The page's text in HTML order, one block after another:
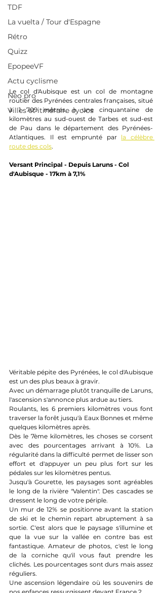
TDF
La vuelta / Tour d'Espagne
Rétro
Quizz
EpopeeVF
Actu cyclisme
Neo pro
Villes et itinéraire cyclos
Le col d'Aubisque est un col de montagne
routier des Pyrénées centrales françaises, situé
à 1 709 mètres, à une cinquantaine de
kilomètres au sud-ouest de Tarbes et sud-est
de Pau dans le département des Pyrénées-
Atlantiques. Il est emprunté par la célèbre
route des cols.
Versant Principal - Depuis Laruns - Col
d'Aubisque - 17km à 7,1%
Véritable pépite des Pyrénées, le col d'Aubisque
est un des plus beaux à gravir.
Avec un démarrage plutôt tranquille de Laruns,
l'ascension s'annonce plus ardue au tiers.
Roulants, les 6 premiers kilomètres vous font
traverser la forêt jusqu'à Eaux Bonnes et même
quelques kilomètres après.
Dès le 7ème kilomètres, les choses se corsent
avec des pourcentages arrivant à 10%. La
régularité dans la difficulté permet de lisser son
effort et d'appuyer un peu plus fort sur les
pédales sur les kilomètres pentus.
Jusqu'à Gourette, les paysages sont agréables
le long de la rivière "Valentin". Des cascades se
dressent le long de votre périple.
Un mur de 12% se positionne avant la station
de ski et le chemin repart abruptement à sa
sortie. C'est alors que le paysage s'illumine et
que la vue sur la vallée en contre bas est
fantastique. Amateur de photos, c'est le long
de la corniche qu'il vous faut prendre les
clichés. Les pourcentages sont durs mais assez
réguliers.
Une ascension légendaire où les souvenirs de